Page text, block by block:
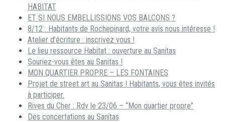
HABITAT
ET SI NOUS EMBELLISSIONS VOS BALCONS ?
8/12 : Habitants de Rochepinard, votre avis nous intéresse !
Atelier d’écriture : inscrivez vous !
Le lieu ressource Habitat : ouverture au Sanitas
Souriez-vous êtes au Sanitas !
MON QUARTIER PROPRE – LES FONTAINES
Projet de street art au Sanitas ! Habitants, vous êtes invités
à participer.
Rives du Cher : Rdv le 23/06 – “Mon quartier propre”
Des concertations au Sanitas